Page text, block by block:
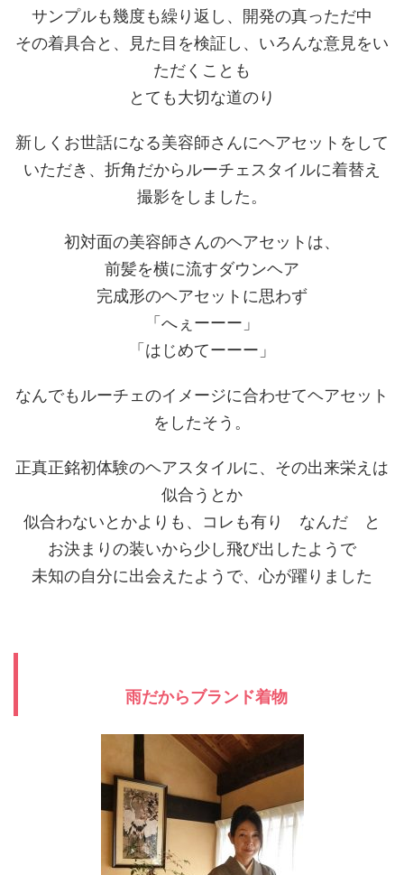
サンプルも幾度も繰り返し、開発の真っただ中
その着具合と、見た目を検証し、いろんな意見をい
ただくことも
とても大切な道のり
新しくお世話になる美容師さんにヘアセットをして
いただき、折角だからルーチェスタイルに着替え
撮影をしました。
初対面の美容師さんのヘアセットは、
前髪を横に流すダウンヘア
完成形のヘアセットに思わず
「へぇーーー」
「はじめてーーー」
なんでもルーチェのイメージに合わせてヘアセット
をしたそう。
正真正銘初体験のヘアスタイルに、その出来栄えは
似合うとか
似合わないとかよりも、コレも有り なんだ と
お決まりの装いから少し飛び出したようで
未知の自分に出会えたようで、心が躍りました
雨だからブランド着物